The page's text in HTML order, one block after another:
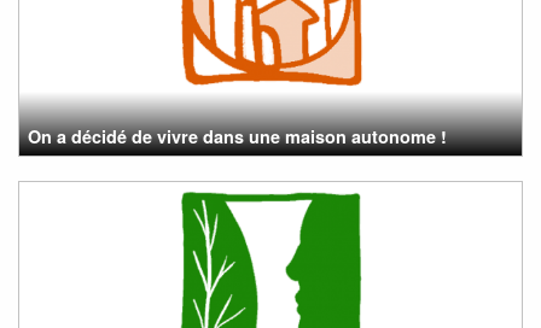
On a décidé de vivre dans une maison autonome !